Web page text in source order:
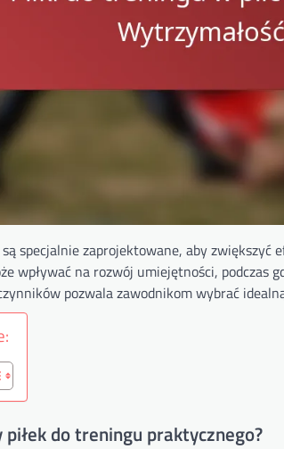
specjalnie zaprojektowane, aby
wpływać na rozwój umiejętności,
pozwala zawodnikom wybrać
piłek do treningu praktycznego?